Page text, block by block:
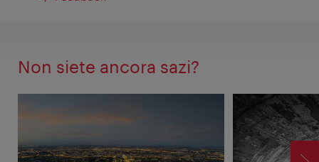
Non siete ancora sazi?